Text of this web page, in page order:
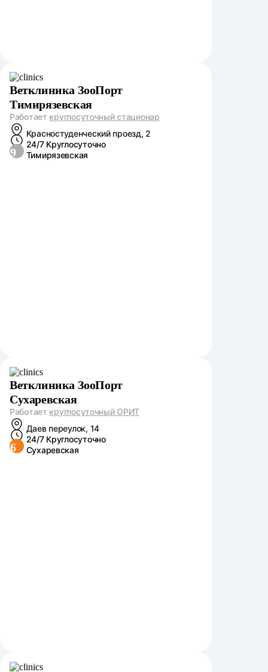
Ветклиника ЗооПорт
Тимирязевская
Работает круглосуточный стационар
Красностуденческий проезд, 2
24/7 Круглосуточно
9 Тимирязевская
Ветклиника ЗооПорт
Сухаревская
Работает круглосуточный ОРИТ
Даев переулок, 14
24/7 Круглосуточно
6 Сухаревская